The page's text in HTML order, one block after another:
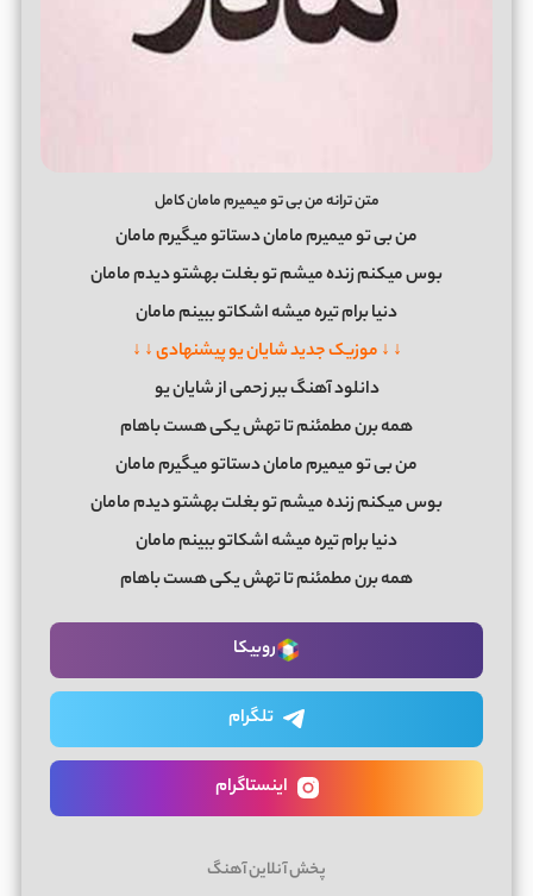
متن ترانه من بی تو میمیرم مامان کامل
من بی تو میمیرم مامان دستاتو میگیرم مامان
بوس میکنم زنده میشم تو بغلت بهشتو دیدم مامان
دنیا برام تیره میشه اشکاتو ببینم مامان
↓ ↓ موزیک جدید شایان یو پیشنهادی ↓ ↓
دانلود آهنگ ببر زحمی از شایان یو
همه برن مطمئنم تا تهش یکی هست باهام
من بی تو میمیرم مامان دستاتو میگیرم مامان
بوس میکنم زنده میشم تو بغلت بهشتو دیدم مامان
دنیا برام تیره میشه اشکاتو ببینم مامان
همه برن مطمئنم تا تهش یکی هست باهام
روبیکا
تلگرام
اینستاگرام
پخش آنلاین آهنگ